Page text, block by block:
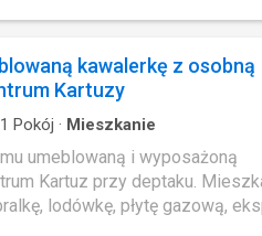
nieruchomościPowierzchnia
gospodarcze.Piętr
kawalerkę z osobną
Kartuzy
1 Pokój · Mieszkanie
umeblowaną i wyposażoną
Kartuz przy deptaku.
lodówkę, płytę gazową,